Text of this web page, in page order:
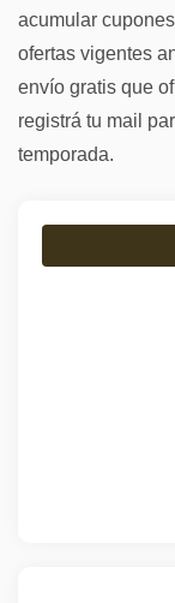
acumular
ofertas vigentes
envío gratis que
registrá tu mail
temporada.